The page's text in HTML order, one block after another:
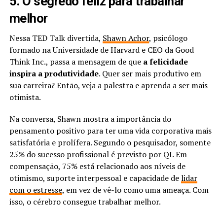
melhor
Nessa TED Talk divertida, Shawn Achor, psicólogo
formado na Universidade de Harvard e CEO da Good
Think Inc., passa a mensagem de que a felicidade
inspira a produtividade. Quer ser mais produtivo em
sua carreira? Então, veja a palestra e aprenda a ser mais
otimista.
Na conversa, Shawn mostra a importância do
pensamento positivo para ter uma vida corporativa mais
satisfatória e prolífera. Segundo o pesquisador, somente
25% do sucesso profissional é previsto por QI. Em
compensação, 75% está relacionado aos níveis de
otimismo, suporte interpessoal e capacidade delidar
com o estresse, em vez de vê-lo como uma ameaça. Com
isso, o cérebro consegue trabalhar melhor.